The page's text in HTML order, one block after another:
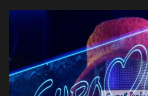
Галерея
Політика